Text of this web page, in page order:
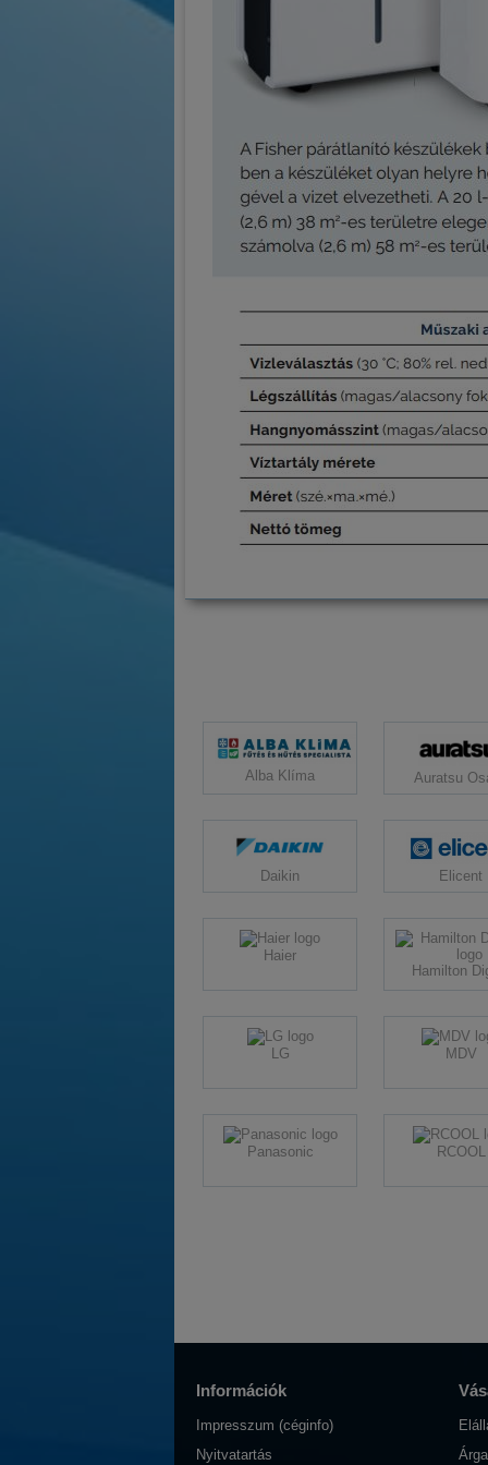
Alba Klíma Auratsu
Daikin Elicent
Haier
Hamilton
LG MDV
Panasonic RCOOL
Információk
Impresszum (céginfo)
Nyitvatartás